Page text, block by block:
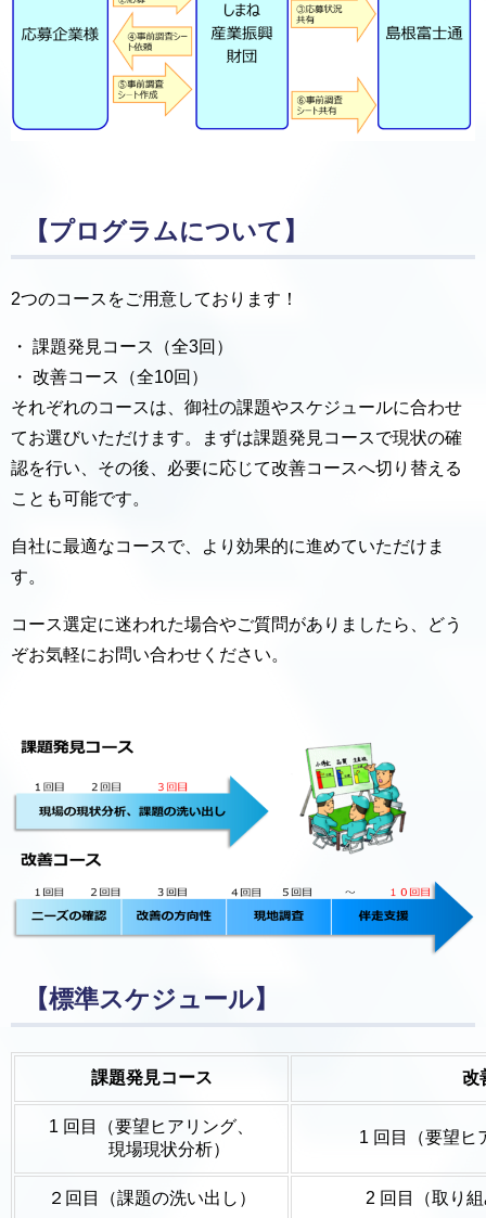
【プログラムについて】
2つのコースをご用意しております！
・ 課題発見コース（全3回）
・ 改善コース（全10回）
それぞれのコースは、御社の課題やスケジュールに合わせ
てお選びいただけます。まずは課題発見コースで現状の確
認を行い、その後、必要に応じて改善コースへ切り替える
ことも可能です。
自社に最適なコースで、より効果的に進めていただけま
す。
コース選定に迷われた場合やご質問がありましたら、どう
ぞお気軽にお問い合わせください。
【標準スケジュール】
課題発見コース 改
1 回目（要望ヒアリング、
現場現状分析）
1 回目（要望ヒ
２回目（課題の洗い出し） 2 回目（取り